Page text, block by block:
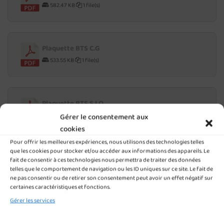
Gérer le consentement aux
cookies
Pour offrir les meilleures expériences, nous utilisons des technologies telles
que les cookies pour stocker et/ou accéder aux informations des appareils. Le
fait de consentir à ces technologies nous permettra de traiter des données
telles que le comportement de navigation ou les ID uniques sur ce site. Le fait de
ne pas consentir ou de retirer son consentement peut avoir un effet négatif sur
certaines caractéristiques et fonctions.
Gérer les services
582.47 KB 1 file(s)
533.55 KB 1 file(s)
Plaquette BTS S.I.O
458.26 KB 1 file(s)
Plaquette BTS S.A.M
519.26 KB 1 file(s)